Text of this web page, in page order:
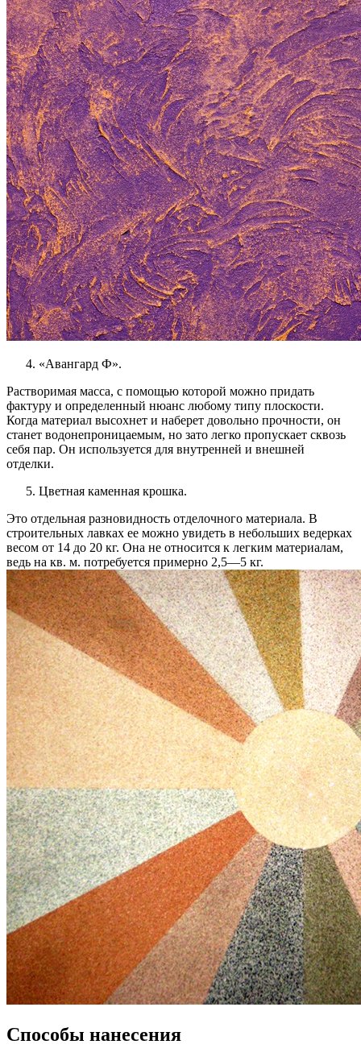
«Авангард Ф».
Растворимая масса, с помощью которой можно придать
фактуру и определенный нюанс любому типу плоскости.
Когда материал высохнет и наберет довольно прочности, он
станет водонепроницаемым, но зато легко пропускает сквозь
себя пар. Он используется для внутренней и внешней
отделки.
Цветная каменная крошка.
Это отдельная разновидность отделочного материала. В
строительных лавках ее можно увидеть в небольших ведерках
весом от 14 до 20 кг. Она не относится к легким материалам,
ведь на кв. м. потребуется примерно 2,5—5 кг.
Способы нанесения